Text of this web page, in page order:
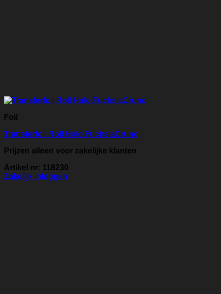
Foil
Transferfoil Roll Holo.FuchsiaCrunc
Prijzen alleen voor zakelijke klanten
Artikel nr: 118230
Zakelijk inloggen